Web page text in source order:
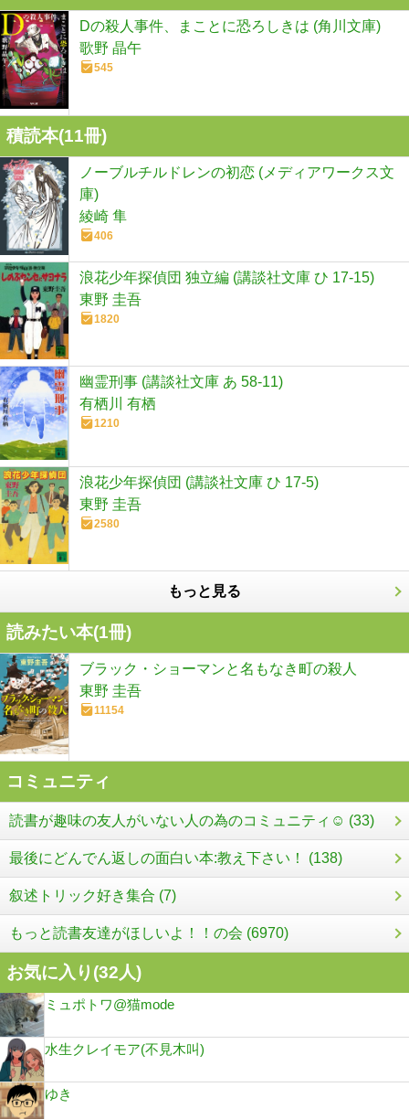
Dの殺人事件、まことに恐ろしきは (角川文庫)
歌野 晶午
545
積読本(11冊)
ノーブルチルドレンの初恋 (メディアワークス文
庫)
綾崎 隼
406
浪花少年探偵団 独立編 (講談社文庫 ひ 17-15)
東野 圭吾
1820
幽霊刑事 (講談社文庫 あ 58-11)
有栖川 有栖
1210
浪花少年探偵団 (講談社文庫 ひ 17-5)
東野 圭吾
2580
もっと見る
読みたい本(1冊)
ブラック・ショーマンと名もなき町の殺人
東野 圭吾
11154
コミュニティ
読書が趣味の友人がいない人の為のコミュニティ☺︎ (33)
最後にどんでん返しの面白い本:教え下さい！ (138)
叙述トリック好き集合 (7)
もっと読書友達がほしいよ！！の会 (6970)
お気に入り(32人)
ミュポトワ@猫mode
水生クレイモア(不見木叫)
ゆき